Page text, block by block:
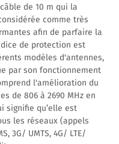
de 10 m qui la
comme très
afin de parfaire la
de protection est
modèles d'antennes,
par son fonctionnement
l'amélioration du
de 806 à 2690 MHz en
signifie qu’elle est
les réseaux (appels
3G/ UMTS, 4G/ LTE/